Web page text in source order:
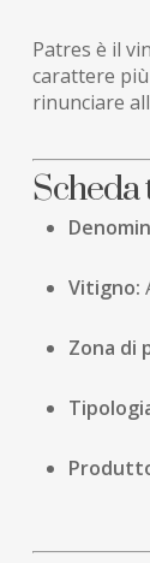
Patres è il
carattere più
rinunciare
Scheda
Vitigno:
Zona di